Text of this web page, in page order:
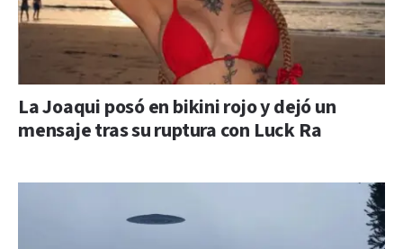
La Joaqui posó en bikini rojo y dejó un
mensaje tras su ruptura con Luck Ra